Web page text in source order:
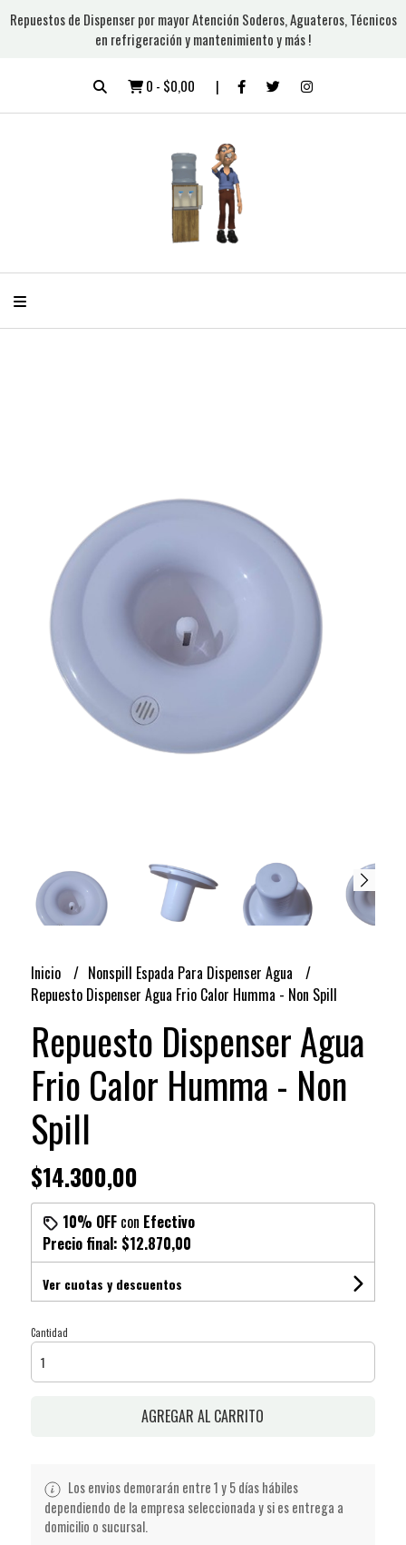
Repuestos de Dispenser por mayor Atención Soderos, Aguateros, Técnicos
en refrigeración y mantenimiento y más !
0 - $0,00
Inicio
Nonspill Espada Para Dispenser Agua
Repuesto Dispenser Agua Frio Calor Humma - Non Spill
Repuesto Dispenser Agua
Frio Calor Humma - Non
Spill
$14.300,00
10% OFFcon Efectivo
Precio final: $12.870,00
Ver cuotas y descuentos
Cantidad
AGREGAR AL CARRITO
Los envios demorarán entre 1 y 5 días hábiles
dependiendo de la empresa seleccionada y si es entrega a
domicilio o sucursal.